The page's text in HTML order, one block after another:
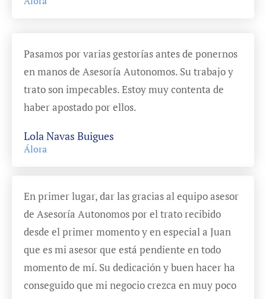
Pasamos por varias gestorías antes de ponernos
en manos de Asesoría Autonomos. Su trabajo y
trato son impecables. Estoy muy contenta de
haber apostado por ellos.
Lola Navas Buigues
Álora
En primer lugar, dar las gracias al equipo asesor
de Asesoría Autonomos por el trato recibido
desde el primer momento y en especial a Juan
que es mi asesor que está pendiente en todo
momento de mí. Su dedicación y buen hacer ha
conseguido que mi negocio crezca en muy poco